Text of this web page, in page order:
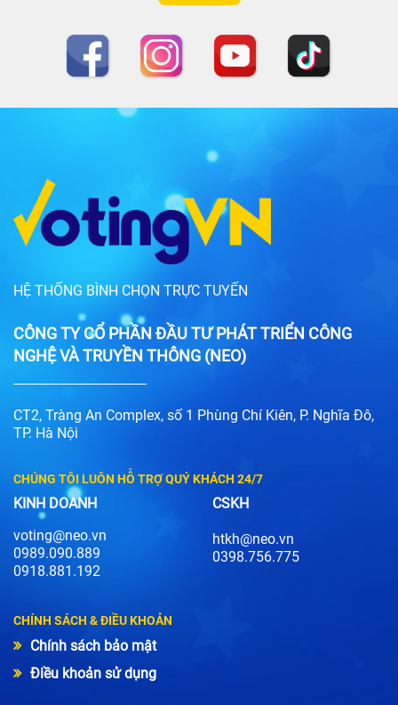
HỆ THỐNG BÌNH CHỌN TRỰC TUYẾN
CÔNG TY CỔ PHẦN ĐẦU TƯ PHÁT TRIỂN CÔNG
NGHỆ VÀ TRUYỀN THÔNG (NEO)
CT2, Tràng An Complex, số 1 Phùng Chí Kiên, P. Nghĩa Đô,
TP. Hà Nội
CHÚNG TÔI LUÔN HỖ TRỢ QUÝ KHÁCH 24/7
KINH DOANH
voting@neo.vn
0989.090.889
0918.881.192
CSKH
htkh@neo.vn
0398.756.775
CHÍNH SÁCH & ĐIỀU KHOẢN
Chính sách bảo mật
Điều khoản sử dụng